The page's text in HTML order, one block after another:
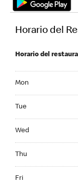
Horario del
Horario del
Mon
Tue
Wed
Thu
Fri